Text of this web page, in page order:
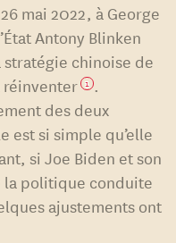
mai 2022, à George
Antony Blinken
chinoise de
réinventer 1 .
des deux
est si simple qu’elle
si Joe Biden et son
la politique conduite
ajustements ont